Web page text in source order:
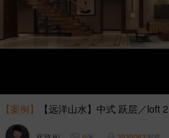
【案例】 【远洋山水】中式 跃层／loft